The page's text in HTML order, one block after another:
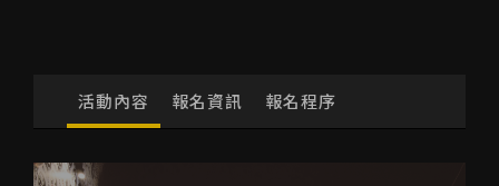
創業顧問免費諮詢申請
活動內容 報名資訊 報名程序